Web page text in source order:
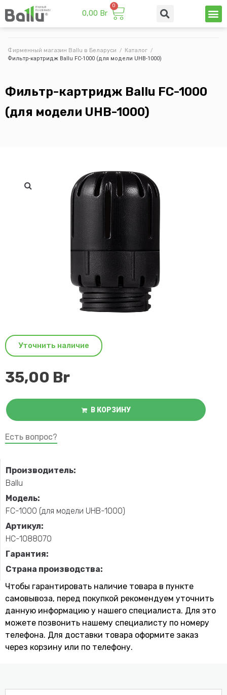
0,00 Br
Фирменный магазин Ballu в Беларуси / Каталог /
Фильтр-картридж Ballu FC-1000 (для модели UHB-1000)
Фильтр-картридж Ballu FC-1000
(для модели UHB-1000)
Уточнить наличие
35,00 Br
В КОРЗИНУ
Есть вопрос?
Производитель:
Ballu
Модель:
FC-1000 (для модели UHB-1000)
Артикул:
НС-1088070
Гарантия:
Страна производства:
Чтобы гарантировать наличие товара в пункте
самовывоза, перед покупкой рекомендуем уточнить
данную информацию у нашего специалиста. Для это
можете позвонить нашему специaлисту по номеру
телефона. Для доставки товара оформите заказ
через корзину или по телефону.